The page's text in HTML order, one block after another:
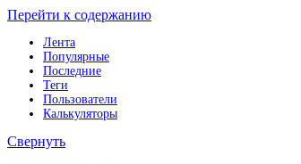
Перейти к содержанию
Лента
Популярные
Последние
Теги
Пользователи
Калькуляторы
Свернуть